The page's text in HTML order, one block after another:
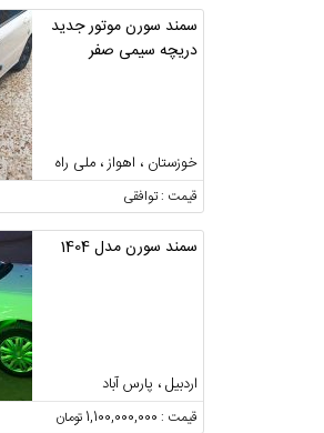
سمند سورن موتور جدید
دریچه سیمی صفر
خوزستان ، اهواز ، ملی راه
قیمت : توافقی
سمند سورن مدل 1404
اردبیل ، پارس آباد
قیمت : 1,100,000,000 تومان